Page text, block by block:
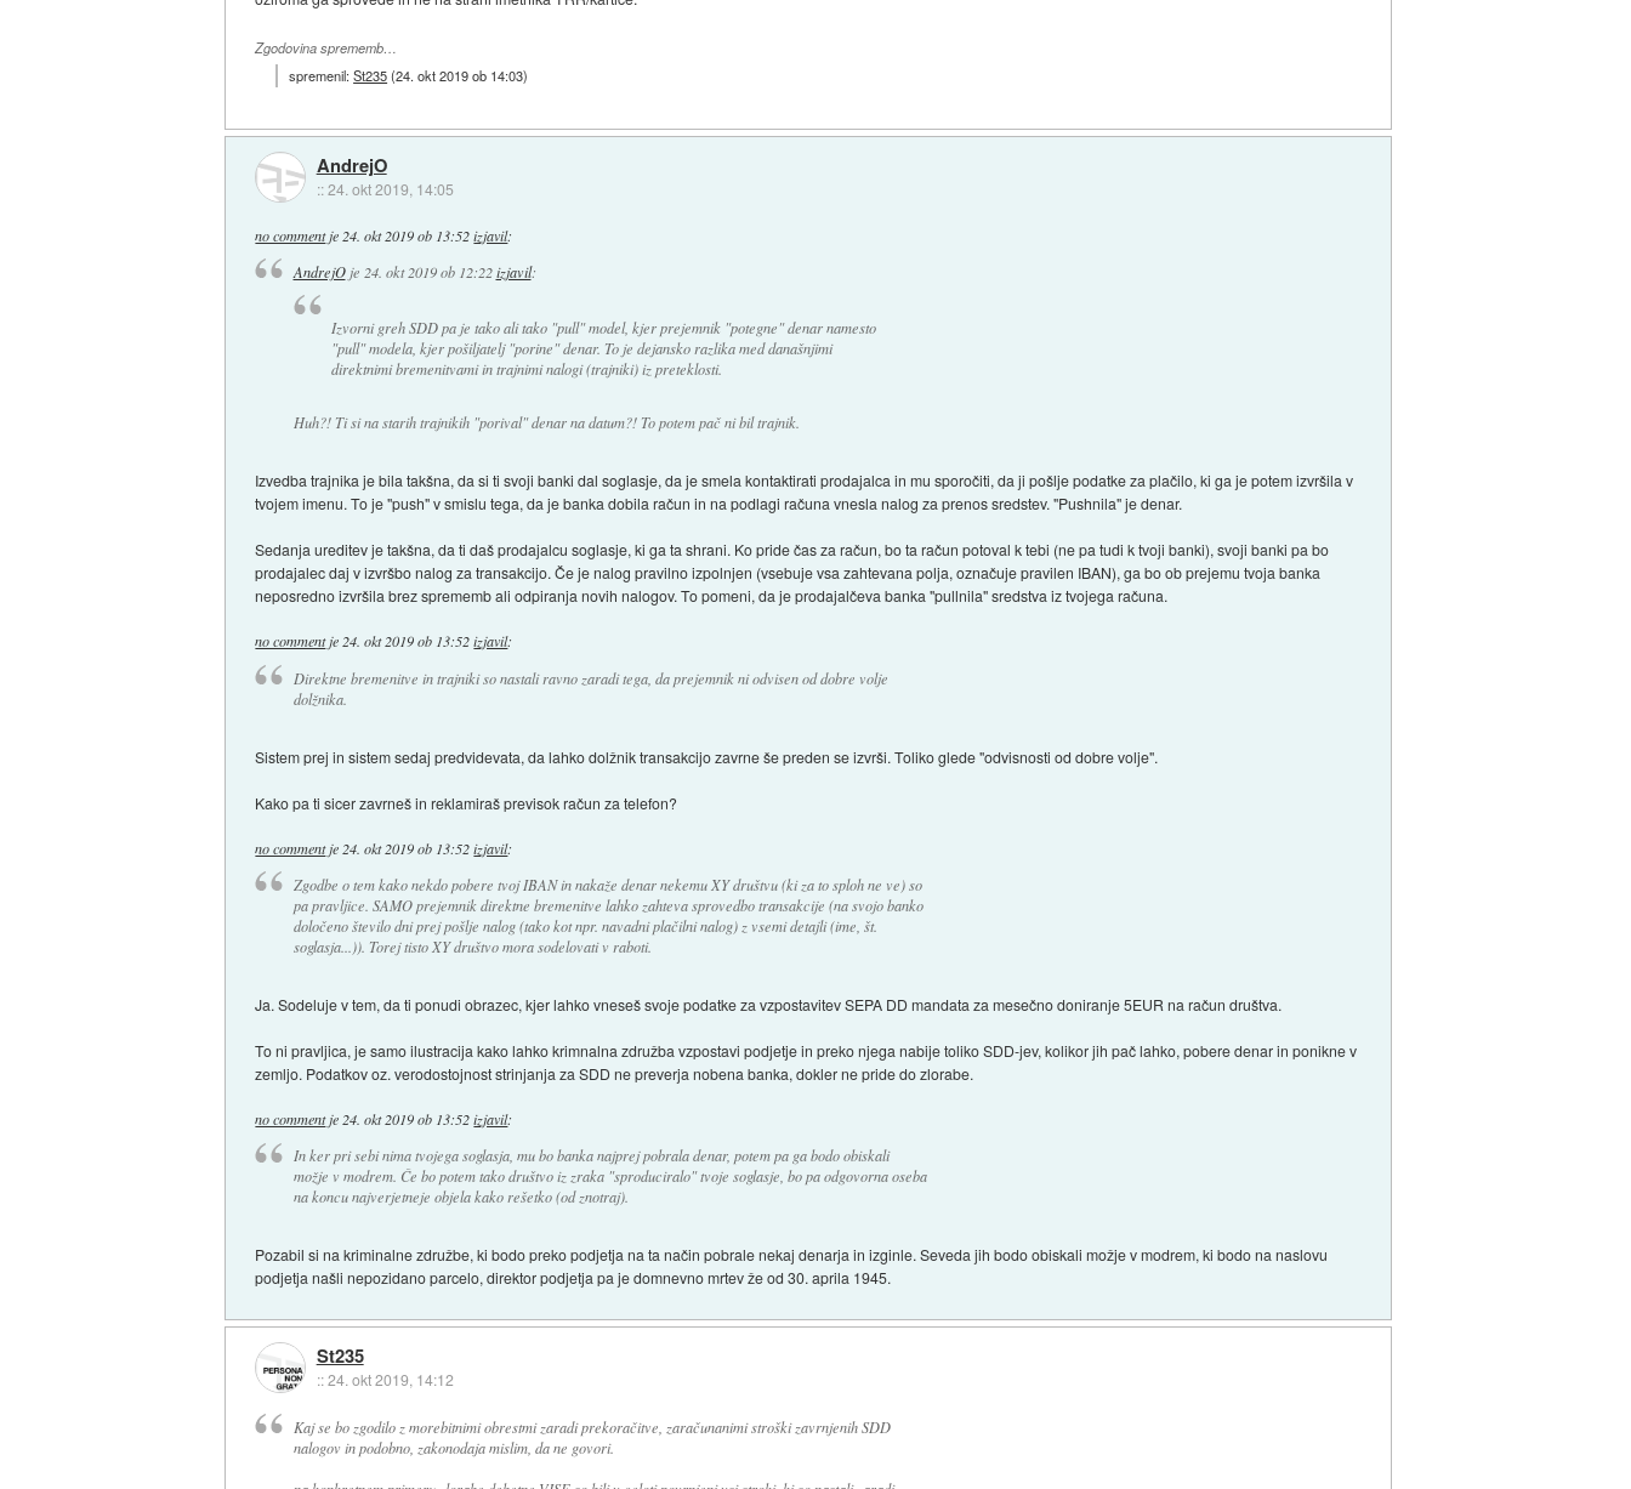
Zgodovina sprememb…
spremenil:St235(24. okt 2019 ob 14:03)
AndrejO
::24. okt 2019, 14:05
no commentje 24. okt 2019 ob 13:52 izjavil:
AndrejOje 24. okt 2019 ob 12:22 izjavil:
Izvorni greh SDD pa je tako ali tako "pull" model, kjer prejemnik "potegne" denar namesto
"pull" modela, kjer pošiljatelj "porine" denar. To je dejansko razlika med današnjimi
direktnimi bremenitvami in trajnimi nalogi (trajniki) iz preteklosti.
Huh?! Ti si na starih trajnikih "porival" denar na datum?! To potem pač ni bil trajnik.
Izvedba trajnika je bila takšna, da si ti svoji banki dal soglasje, da je smela kontaktirati prodajalca in mu sporočiti, da ji pošlje podatke za plačilo, ki ga je potem izvršila v
tvojem imenu. To je "push" v smislu tega, da je banka dobila račun in na podlagi računa vnesla nalog za prenos sredstev. "Pushnila" je denar.
Sedanja ureditev je takšna, da ti daš prodajalcu soglasje, ki ga ta shrani. Ko pride čas za račun, bo ta račun potoval k tebi (ne pa tudi k tvoji banki), svoji banki pa bo
prodajalec daj v izvršbo nalog za transakcijo. Če je nalog pravilno izpolnjen (vsebuje vsa zahtevana polja, označuje pravilen IBAN), ga bo ob prejemu tvoja banka
neposredno izvršila brez sprememb ali odpiranja novih nalogov. To pomeni, da je prodajalčeva banka "pullnila" sredstva iz tvojega računa.
no commentje24. okt 2019 ob 13:52 izjavil:
Direktne bremenitve in trajniki so nastali ravno zaradi tega, da prejemnik ni odvisen od dobre volje
dolžnika.
Sistem prej in sistem sedaj predvidevata, da lahko dolžnik transakcijo zavrne še preden se izvrši. Toliko glede "odvisnosti od dobre volje".
Kako pa ti sicer zavrneš in reklamiraš previsok račun za telefon?
no commentje 24. okt 2019 ob 13:52 izjavil:
Zgodbe o tem kako nekdo pobere tvoj IBAN in nakaže denar nekemu XY društvu (ki za to sploh ne ve) so
pa pravljice. SAMO prejemnik direktne bremenitve lahko zahteva sprovedbo transakcije (na svojo banko
določeno število dni prej pošlje nalog (tako kot npr. navadni plačilni nalog) z vsemi detajli (ime, št.
soglasja...)). Torej tisto XY društvo mora sodelovati v raboti.
Ja. Sodeluje v tem, da ti ponudi obrazec, kjer lahko vneseš svoje podatke za vzpostavitev SEPA DD mandata za mesečno doniranje 5EUR na račun društva.
To ni pravljica, je samo ilustracija kako lahko krimnalna združba vzpostavi podjetje in preko njega nabije toliko SDD-jev, kolikor jih pač lahko, pobere denar in ponikne v
zemljo. Podatkov oz. verodostojnost strinjanja za SDD ne preverja nobena banka, dokler ne pride do zlorabe.
no commentje 24. okt 2019 ob 13:52 izjavil:
In ker pri sebi nima tvojega soglasja, mu bo banka najprej pobrala denar, potem pa ga bodo obiskali
možje v modrem. Če bo potem tako društvo iz zraka "sproduciralo" tvoje soglasje, bo pa odgovorna oseba
na koncu najverjetneje objela kako rešetko (od znotraj).
Pozabil si na kriminalne združbe, ki bodo preko podjetja na ta način pobrale nekaj denarja in izginle. Seveda jih bodo obiskali možje v modrem, ki bodo na naslovu
podjetja našli nepozidano parcelo, direktor podjetja pa je domnevno mrtev že od 30. aprila 1945.
St235
::24. okt 2019, 14:12
Kaj se bo zgodilo z morebitnimi obrestmi zaradi prekoračitve, zaračunanimi stroški zavrnjenih SDD
nalogov in podobno, zakonodaja mislim, da ne govori.